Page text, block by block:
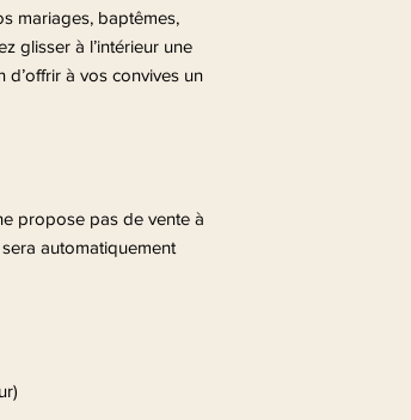
mariages, baptêmes,
glisser à l’intérieur une
d’offrir à vos convives un
propose pas de vente à
automatiquement